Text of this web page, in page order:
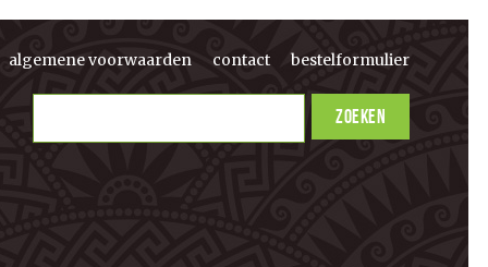
algemene voorwaarden contact bestelformulier